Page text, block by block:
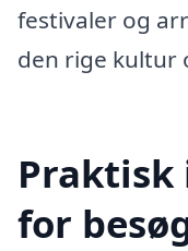
festivaler og
den rige kultur
for